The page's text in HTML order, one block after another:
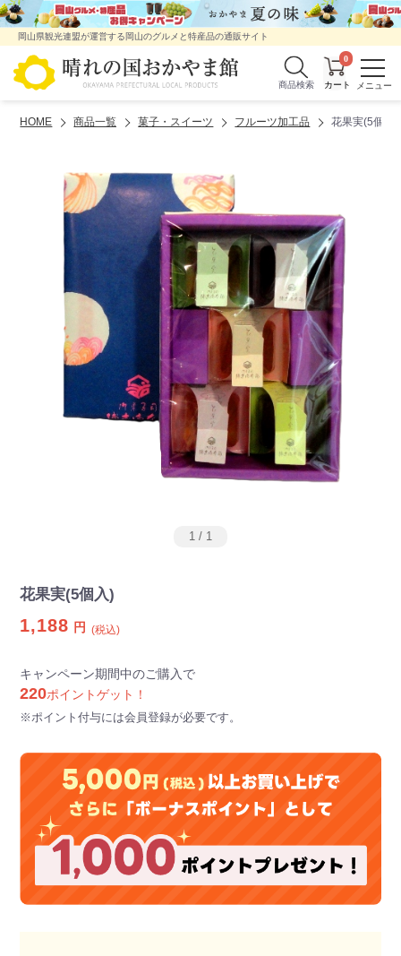
岡山県観光連盟が運営する岡山のグルメと特産品の通販サイト
商品検索
0
HOME 商品一覧 菓子・スイーツ フルーツ加工品 花果実(5個入)
1 / 1
花果実(5個入)
1,188 円 (税込)
キャンペーン期間中のご購入で
220ポイントゲット！
※ポイント付与には会員登録が必要です。